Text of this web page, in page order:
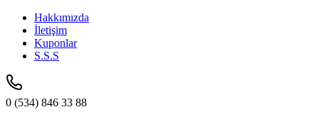
Hakkımızda
İletişim
Kuponlar
S.S.S
0 (534) 846 33 88